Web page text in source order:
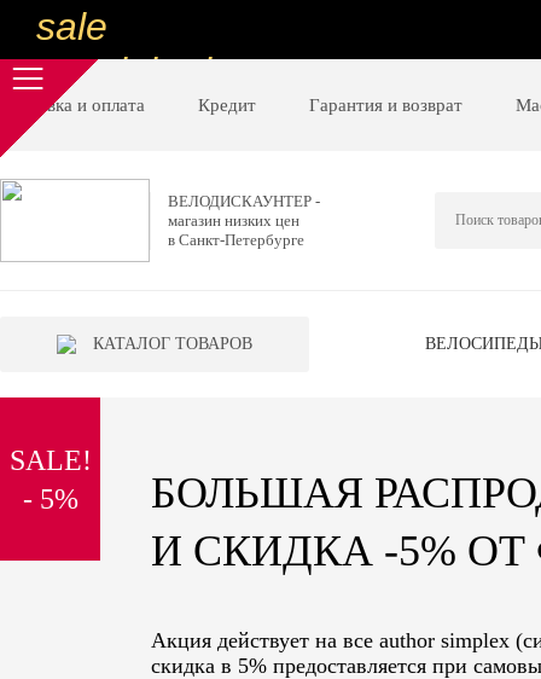
sale
special price
sale
низкие цены
вот дешево
special price
sale
надо брать
sale
Доставка и оплата Кредит Гарантия и возврат
ВЕЛОДИСКАУНТЕР -
магазин низких цен
в Санкт-Петербурге
КАТАЛОГ ТОВАРОВ
SALE!
- 5%
БОЛЬШАЯ
И СКИДКА -5%
Акция действует на все author simplex
скидка в 5% предоставляется при